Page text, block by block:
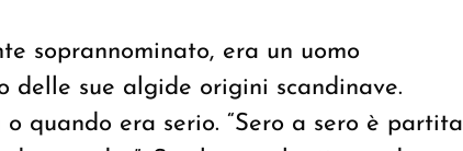
soprannominato, era un uomo
delle sue algide origini scandinave.
quando era serio. “Sero a sero è partita